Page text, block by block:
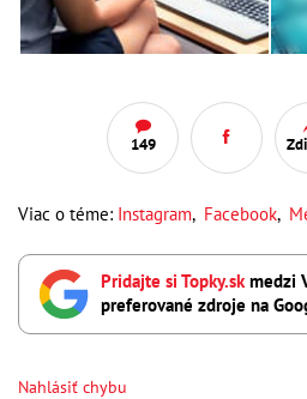
149
Viac o téme: Instagram, Facebook,
Pridajte si Topky.skmedzi
preferované zdroje na
Nahlásiť chybu